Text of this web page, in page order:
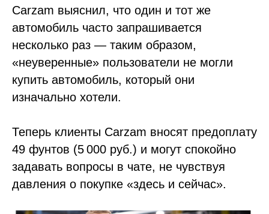
Carzam выяснил, что один и тот же
автомобиль часто запрашивается
несколько раз — таким образом,
«неуверенные» пользователи не могли
купить автомобиль, который они
изначально хотели.
Теперь клиенты Carzam вносят предоплату
49 фунтов (5 000 руб.) и могут спокойно
задавать вопросы в чате, не чувствуя
давления о покупке «здесь и сейчас».